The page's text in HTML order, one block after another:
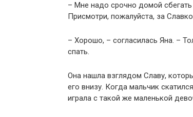
– Мне надо срочно домой
Присмотри, пожалуйста, за
– Хорошо, – согласилась Яна. –
спать.
Она нашла взглядом Славу,
его внизу. Когда мальчик
играла с такой же маленькой